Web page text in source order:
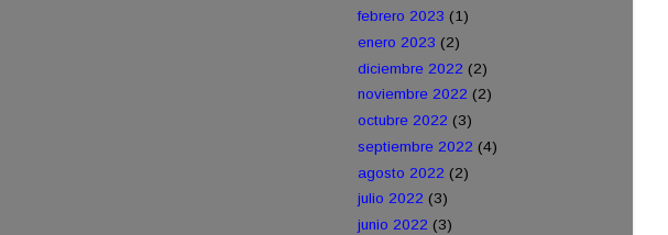
febrero 2023 (1)
enero 2023 (2)
diciembre 2022 (2)
noviembre 2022 (2)
octubre 2022 (3)
septiembre 2022 (4)
agosto 2022 (2)
julio 2022 (3)
junio 2022 (3)